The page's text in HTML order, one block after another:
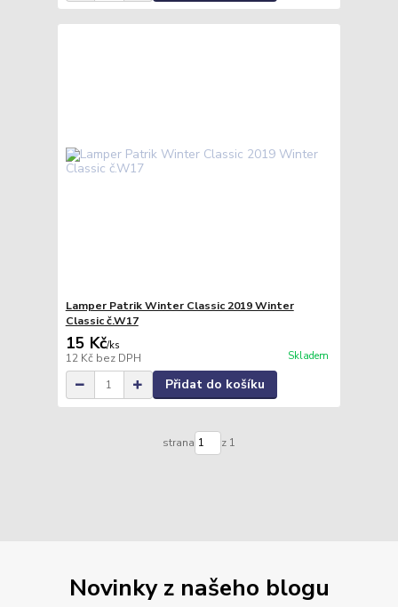
Lamper Patrik Winter Classic 2019 Winter
Classic č.W17
15 Kč/ks
12 Kč bez DPH Skladem
Přidat do košíku
strana z 1
Novinky z našeho blogu